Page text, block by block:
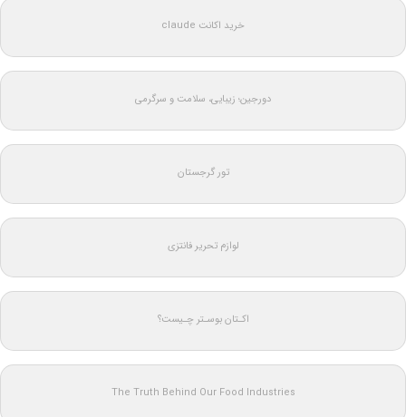
خرید اکانت claude
دورجین؛ زیبایی، سلامت و سرگرمی
تور گرجستان
لوازم تحریر فانتزی
اکـتان بوسـتر چـیست؟
The Truth Behind Our Food Industries